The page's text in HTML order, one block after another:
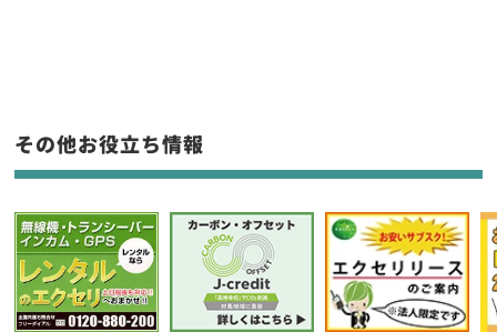
フリーワード入力(製品名等)
選択条件をリセット
その他お役立ち情報